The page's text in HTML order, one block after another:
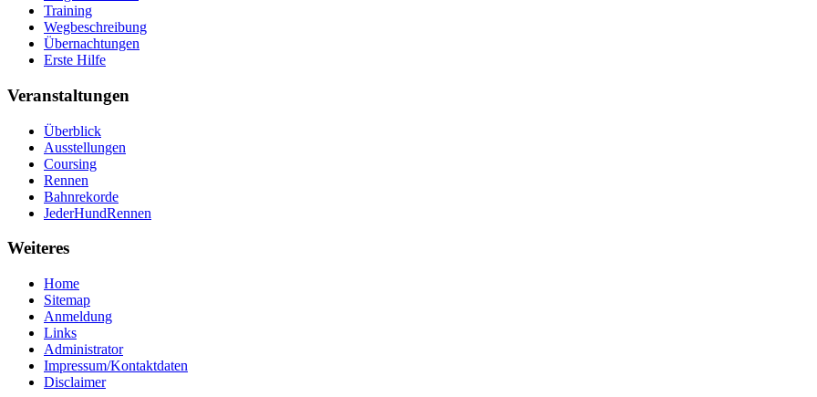
Training
Wegbeschreibung
Übernachtungen
Erste Hilfe
Veranstaltungen
Überblick
Ausstellungen
Coursing
Rennen
Bahnrekorde
JederHundRennen
Weiteres
Home
Sitemap
Anmeldung
Links
Administrator
Impressum/Kontaktdaten
Disclaimer